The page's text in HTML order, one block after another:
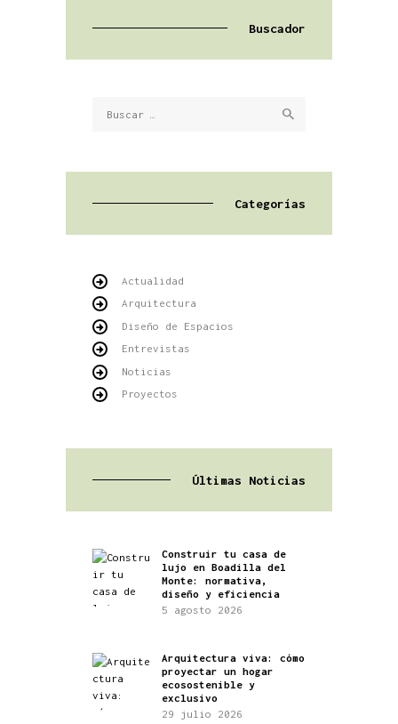
Buscador
Categorías
Actualidad
Arquitectura
Diseño de Espacios
Entrevistas
Noticias
Proyectos
Últimas Noticias
Construir tu casa de
lujo en Boadilla del
Monte: normativa,
diseño y eficiencia
5 agosto 2026
Arquitectura viva: cómo
proyectar un hogar
ecosostenible y
exclusivo
29 julio 2026